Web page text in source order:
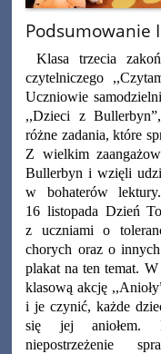
Podsumowanie
Klasa trzecia
czytelniczego
Uczniowie
,,Dzieci z
różne zadania, które
Z wielkim
Bullerbyn i wzięli
w bohaterów
16 listopada Dzień
z uczniami o
chorych oraz o
plakat na ten temat.
klasową akcję
i je czynić, każde
się jej aniołem.
niepostrzeżenie